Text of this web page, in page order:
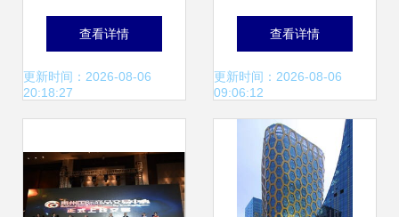
生态——西藏商品
交易中心藏久汇直
举行
查看详情
更新时间：2026-08-06
20:18:27
品交易所西北交易
中心挂牌
查看详情
更新时间：2026-08-06
09:06:12